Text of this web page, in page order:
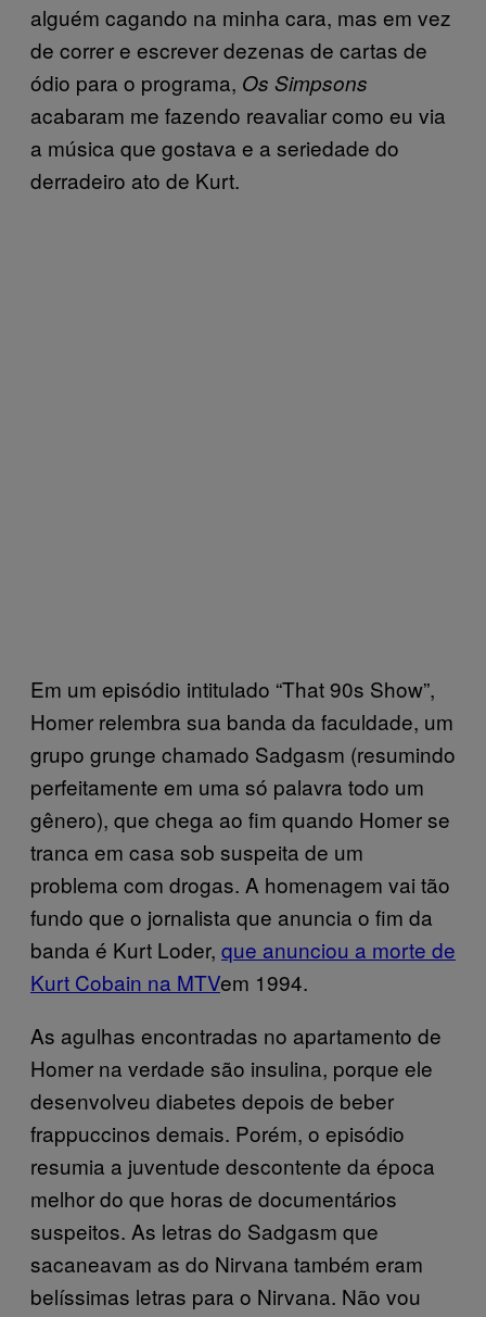
alguém cagando na minha cara, mas em vez
de correr e escrever dezenas de cartas de
ódio para o programa, Os Simpsons
acabaram me fazendo reavaliar como eu via
a música que gostava e a seriedade do
derradeiro ato de Kurt.
Em um episódio intitulado “That 90s Show”,
Homer relembra sua banda da faculdade, um
grupo grunge chamado Sadgasm (resumindo
perfeitamente em uma só palavra todo um
gênero), que chega ao fim quando Homer se
tranca em casa sob suspeita de um
problema com drogas. A homenagem vai tão
fundo que o jornalista que anuncia o fim da
banda é Kurt Loder, que anunciou a morte de
Kurt Cobain na MTVem 1994.
As agulhas encontradas no apartamento de
Homer na verdade são insulina, porque ele
desenvolveu diabetes depois de beber
frappuccinos demais. Porém, o episódio
resumia a juventude descontente da época
melhor do que horas de documentários
suspeitos. As letras do Sadgasm que
sacaneavam as do Nirvana também eram
belíssimas letras para o Nirvana. Não vou